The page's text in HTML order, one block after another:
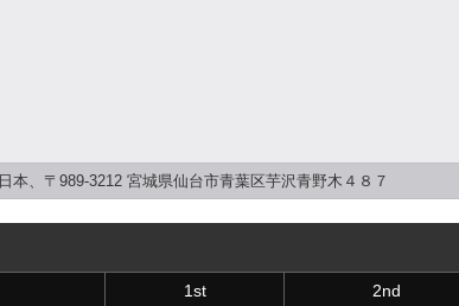
日本、〒989-3212 宮城県仙台市青葉区芋沢青野木４８７
1st 2nd